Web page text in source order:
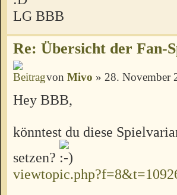
LG BBB
Re: Übersicht der Fan-
von Mivo » 28. November
Hey BBB,
könntest du diese
setzen?